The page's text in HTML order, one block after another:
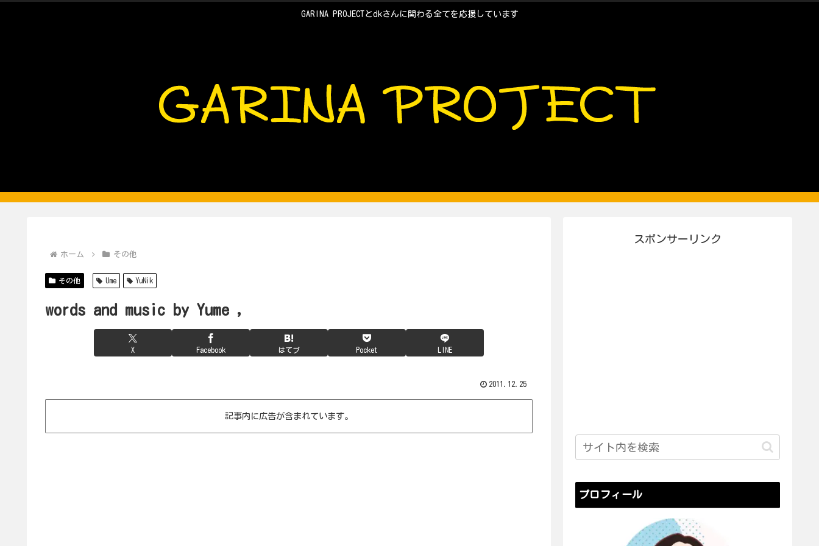
GARINA PROJECTとdkさんに関わる全てを応援しています
ホーム その他
その他 Ume YuNik
words and music by Yume ,
X Facebook はてブ Pocket LINE
2011.12.25
記事内に広告が含まれています。
スポンサーリンク
プロフィール